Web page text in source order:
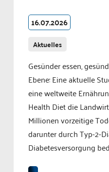
16.07.2026
Aktuelles
Gesünder essen,
Ebene: Eine aktuelle
eine weltweite
Health Diet die
Millionen vorzeitige
darunter durch Typ-2-
Diabetesversorgung